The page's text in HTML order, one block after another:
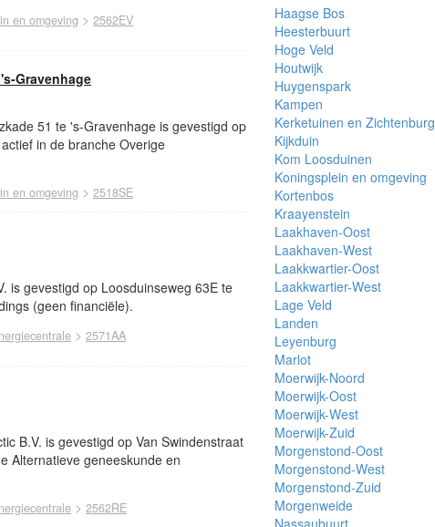
en omgeving > 2562EV
Gravenhage
51 te 's-Gravenhage is gevestigd op
in de branche Overige
en omgeving > 2518SE
is gevestigd op Loosduinseweg 63E te
(geen financiële).
> 2571AA
B.V. is gevestigd op Van Swindenstraat
Alternatieve geneeskunde en
> 2562RE
Haagse Bos
Heesterbuurt
Hoge Veld
Houtwijk
Huygenspark
Kampen
Kerketuinen en Zichtenburg
Kijkduin
Kom Loosduinen
Koningsplein en omgeving
Kortenbos
Kraayenstein
Laakhaven-Oost
Laakhaven-West
Laakkwartier-Oost
Laakkwartier-West
Lage Veld
Landen
Leyenburg
Marlot
Moerwijk-Noord
Moerwijk-Oost
Moerwijk-West
Moerwijk-Zuid
Morgenstond-Oost
Morgenstond-West
Morgenstond-Zuid
Morgenweide
Nassaubuurt